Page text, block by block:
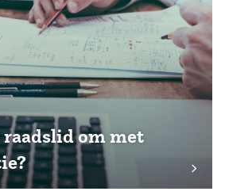
raadslid om met